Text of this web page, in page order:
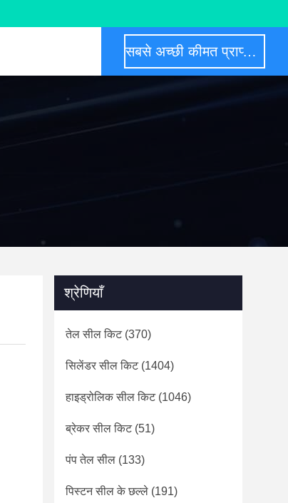
सबसे अच्छी कीमत प्राप्त करें
श्रेणियाँ
तेल सील किट(370)
सिलेंडर सील किट(1404)
हाइड्रोलिक सील किट(1046)
ब्रेकर सील किट(51)
पंप तेल सील (133)
पिस्टन सील के छल्ले (191)